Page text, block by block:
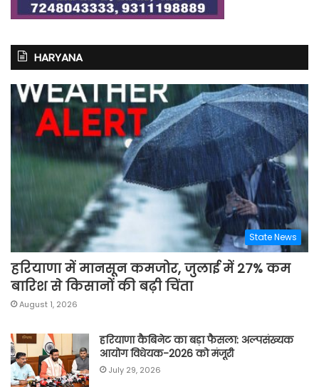
HARYANA
State News
हरियाणा में मानसून कमजोर, जुलाई में 27% कम
बारिश से किसानों की बढ़ी चिंता
August 1, 2026
हरियाणा कैबिनेट का बड़ा फैसला: अल्पसंख्यक
आयोग विधेयक-2026 को मंजूरी
July 29, 2026